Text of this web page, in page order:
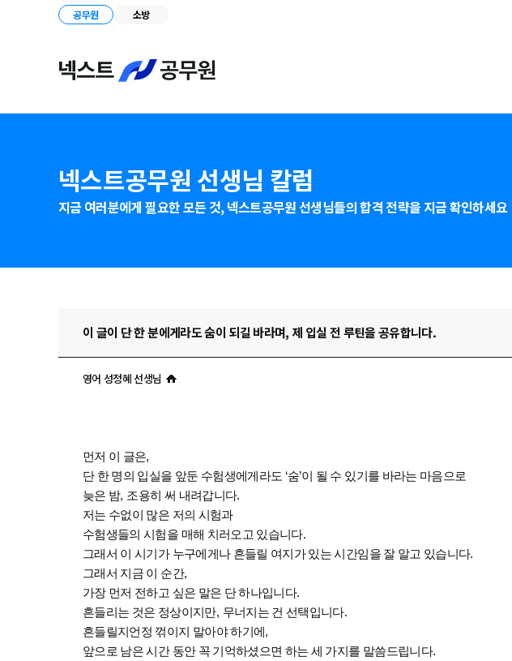
공무원 소방
넥스트공무원 선생님 칼럼
지금 여러분에게 필요한 모든 것,넥스트공무원 선생님들의 합격 전략을 지금 확인하세요
이 글이 단 한 분에게라도 숨이 되길 바라며, 제 입실 전 루틴을 공유합니다.
영어 성정혜 선생님
먼저 이 글은,
단 한 명의 입실을 앞둔 수험생에게라도 ‘숨’이 될 수 있기를 바라는 마음으로
늦은 밤, 조용히 써 내려갑니다.
저는 수없이 많은 저의 시험과
수험생들의 시험을 매해 치러오고 있습니다.
그래서 이 시기가 누구에게나 흔들릴 여지가 있는 시간임을 잘 알고 있습니다.
그래서 지금 이 순간,
가장 먼저 전하고 싶은 말은 단 하나입니다.
흔들리는 것은 정상이지만, 무너지는 건 선택입니다.
흔들릴지언정 꺾이지 말아야 하기에 ,
앞으로 남은 시간 동안 꼭 기억하셨으면 하는 세 가지를 말씀드립니다.